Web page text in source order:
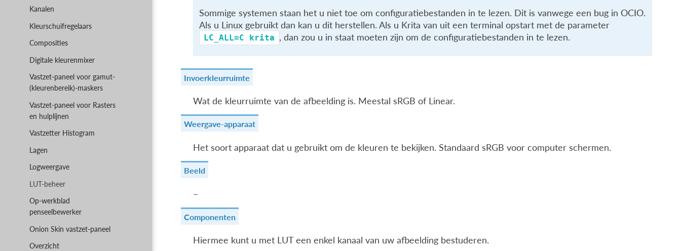
Kanalen
Kleurschuifregelaars
Composities
Digitale kleurenmixer
Vastzet-paneel voor gamut-
(kleurenbereik)-maskers
Vastzet-paneel voor Rasters
en hulplijnen
Vastzetter Histogram
Lagen
Logweergave
LUT-beheer
Op-werkblad
penseelbewerker
Onion Skin vastzet-paneel
Overzicht
Sommige systemen staan het u niet toe om configuratiebestanden in te lezen. Dit is vanwege een bug in OCIO.
Als u Linux gebruikt dan kan u dit herstellen. Als u Krita van uit een terminal opstart met de parameter
LC_ALL=C krita , dan zou u in staat moeten zijn om de configuratiebestanden in te lezen.
Invoerkleurruimte
Wat de kleurruimte van de afbeelding is. Meestal sRGB of Linear.
Weergave-apparaat
Het soort apparaat dat u gebruikt om de kleuren te bekijken. Standaard sRGB voor computer schermen.
Beeld
–
Componenten
Hiermee kunt u met LUT een enkel kanaal van uw afbeelding bestuderen.